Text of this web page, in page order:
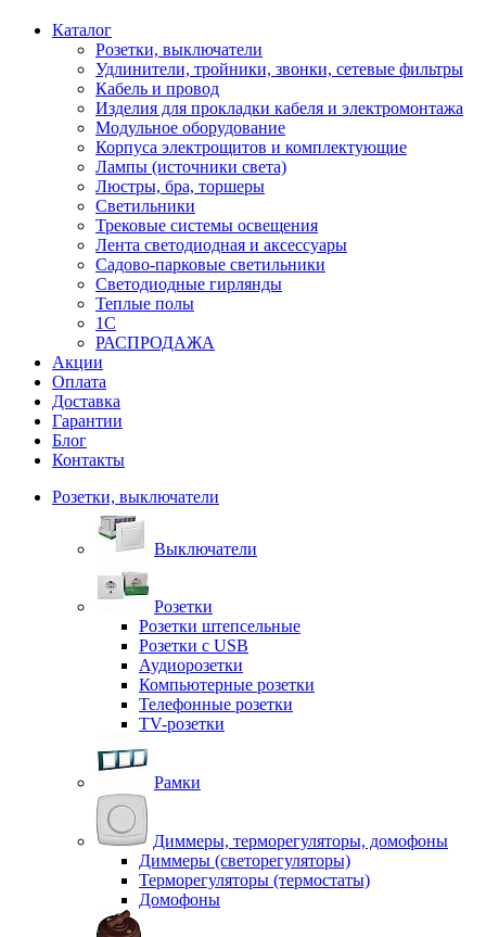
Каталог
Розетки, выключатели
Удлинители, тройники, звонки, сетевые фильтры
Кабель и провод
Изделия для прокладки кабеля и электромонтажа
Модульное оборудование
Корпуса электрощитов и комплектующие
Лампы (источники света)
Люстры, бра, торшеры
Светильники
Трековые системы освещения
Лента светодиодная и аксессуары
Садово-парковые светильники
Светодиодные гирлянды
Теплые полы
1С
РАСПРОДАЖА
Акции
Оплата
Доставка
Гарантии
Блог
Контакты
Розетки, выключатели
Выключатели
Розетки
Розетки штепсельные
Розетки с USB
Аудиорозетки
Компьютерные розетки
Телефонные розетки
TV-розетки
Рамки
Диммеры, терморегуляторы, домофоны
Диммеры (светорегуляторы)
Терморегуляторы (термостаты)
Домофоны